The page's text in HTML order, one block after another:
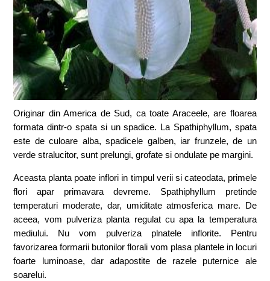
Originar din America de Sud, ca toate Araceele, are floarea
formata dintr-o spata si un spadice. La Spathiphyllum, spata
este de culoare alba, spadicele galben, iar frunzele, de un
verde stralucitor, sunt prelungi, grofate si ondulate pe margini.
Aceasta planta poate inflori in timpul verii si cateodata, primele
flori apar primavara devreme. Spathiphyllum pretinde
temperaturi moderate, dar, umiditate atmosferica mare. De
aceea, vom pulveriza planta regulat cu apa la temperatura
mediului. Nu vom pulveriza plnatele inflorite. Pentru
favorizarea formarii butonilor florali vom plasa plantele in locuri
foarte luminoase, dar adapostite de razele puternice ale
soarelui.